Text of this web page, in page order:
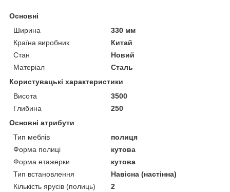
Основні
Ширина
330 мм
Країна виробник
Китай
Стан
Новий
Матеріал
Сталь
Користувацькі характеристики
Висота
3500
Глибина
250
Основні атрибути
Тип меблів
полиця
Форма полиці
кутова
Форма етажерки
кутова
Тип встановлення
Навісна (настінна)
Кількість ярусів (полиць)
2